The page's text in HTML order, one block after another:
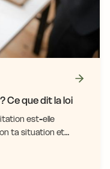
Ce que dit la loi
est-elle
ta situation et